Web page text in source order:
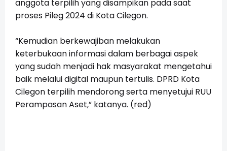
anggota terpilih yang disampikan pada saat
proses Pileg 2024 di Kota Cilegon.
“Kemudian berkewajiban melakukan
keterbukaan informasi dalam berbagai aspek
yang sudah menjadi hak masyarakat mengetahui
baik melalui digital maupun tertulis. DPRD Kota
Cilegon terpilih mendorong serta menyetujui RUU
Perampasan Aset,” katanya. (red)